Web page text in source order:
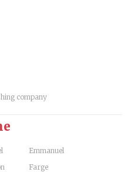
company
Emmanuel
Farge